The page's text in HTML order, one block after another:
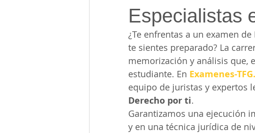
Especialistas
¿Te enfrentas a un examen
te sientes preparado? La
memorización y análisis que,
estudiante. En Examenes-
equipo de juristas y expertos
Derecho por ti.
Garantizamos una ejecución
y en una técnica jurídica de